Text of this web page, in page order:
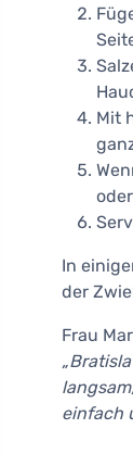
Mit
In
der
Frau
einfach